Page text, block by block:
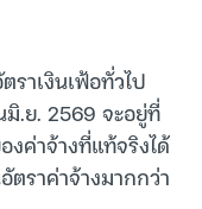
ราเงินเฟ้อทั่วไป
.ย. 2569 จะอยู่ที่
งค่าจ้างที่แท้จริงได้
ราค่าจ้างมากกว่า